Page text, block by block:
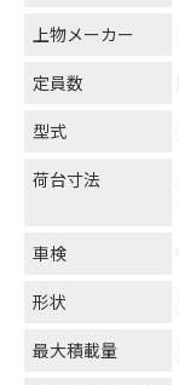
上物メーカー
定員数
型式
荷台寸法
車検
形状
最大積載量